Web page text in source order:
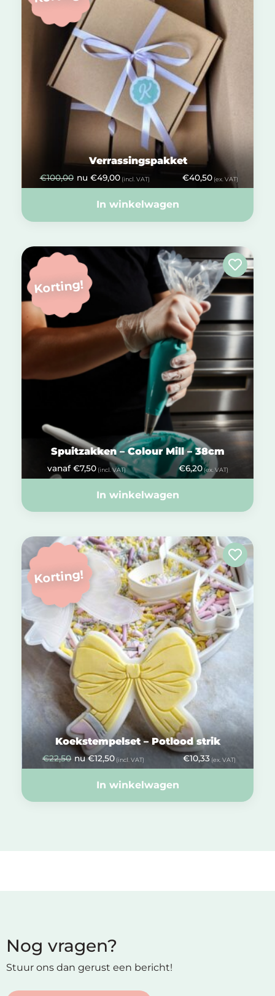
Verrassingspakket
€100,00 nu €49,00(incl. VAT) €40,50 (ex. VAT)
In winkelwagen
Korting!
Spuitzakken – Colour Mill – 38cm
vanaf €7,50 (incl. VAT) €6,20 (ex. VAT)
In winkelwagen
Korting!
Koekstempelset – Potlood strik
€22,50 nu €12,50 (incl. VAT) €10,33(ex. VAT)
In winkelwagen
Nog vragen?
Stuur ons dan gerust een bericht!